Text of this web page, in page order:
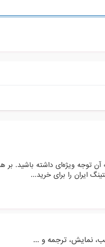
توجه ویژه‌ای داشته باشید.
ایران را برای خرید...
نمایش، ترجمه و ...